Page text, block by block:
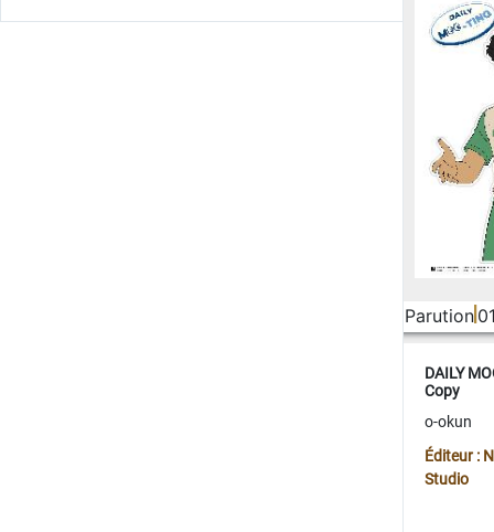
Parution
DAILY
Copy
o-okun
Éditeur :
Studio